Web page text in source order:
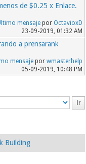
de $0.25 x Enlace.
mensajepor OctavioxD
23-09-2019, 01:32 AM
a prensarank
mensajepor wmasterhelp
05-09-2019, 10:48 PM
Building